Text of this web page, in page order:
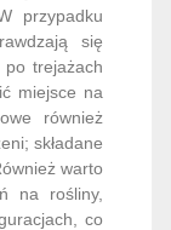
przypadku
się
trejażach
miejsce na
również
składane
warto
na rośliny,
co